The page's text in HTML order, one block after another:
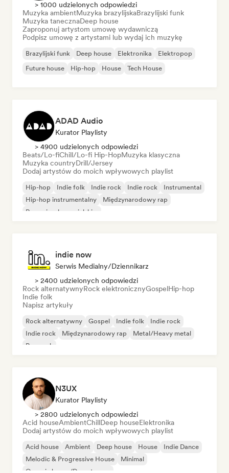
> 1000 udzielonych odpowiedzi
Muzyka ambientMuzyka brazylijskaBrazylijski funk
Muzyka tanecznaDeep house
Zaproponuj artystom umowę wydawniczą
Podpisz umowę z artystami lub wydaj ich muzykę
Brazylijski funk Deep house Elektronika
Elektropop
Future house
Hip-hop House Tech House
ADAD Audio
Kurator Playlisty
> 4900 udzielonych odpowiedzi
Beats/Lo-fiChill/Lo-fi Hip-HopMuzyka klasyczna
Muzyka countryDrill/Jersey
Dodaj artystów do moich wpływowych playlist
Hip-hop Indie folk Indie rock Indie rock
Instrumental
Hip-hop instrumentalny
Międzynarodowy rap
Rap w języku angielskim
indie now
Serwis Medialny/Dziennikarz
> 2400 udzielonych odpowiedzi
Rock alternatywnyRock elektronicznyGospelHip-hop
Indie folk
Napisz artykuły
Rock alternatywny Gospel Indie folk
Indie rock
Indie rock
Międzynarodowy rap
Metal/Heavy metal
Pop rock
N3UX
Kurator Playlisty
> 2800 udzielonych odpowiedzi
Acid houseAmbientChillDeep houseElektronika
Dodaj artystów do moich wpływowych playlist
Acid house Ambient Deep house House
Indie Dance
Melodic & Progressive House
Minimal
Organic house/Downtempo